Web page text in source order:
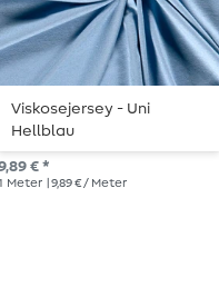
Viskosejersey - Uni
Hellblau
€ *
Meter | 9,89 € / Meter